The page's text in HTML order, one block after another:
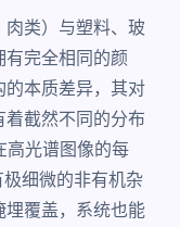
类）与塑料、玻
有完全相同的颜
本质差异，其对
截然不同的分布
光谱图像的每
细微的非有机杂
埋覆盖，系统也能